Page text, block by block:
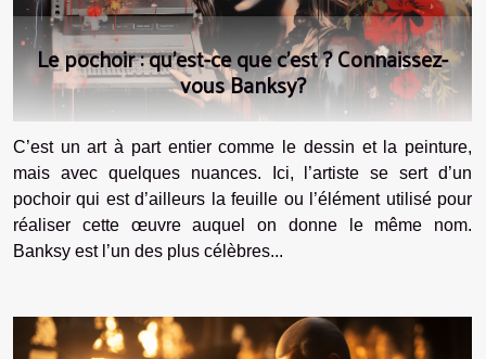
Le pochoir : qu'est-ce que c'est ? Connaissez-
vous Banksy?
C’est un art à part entier comme le dessin et la peinture,
mais avec quelques nuances. Ici, l’artiste se sert d’un
pochoir qui est d’ailleurs la feuille ou l’élément utilisé pour
réaliser cette œuvre auquel on donne le même nom.
Banksy est l’un des plus célèbres...